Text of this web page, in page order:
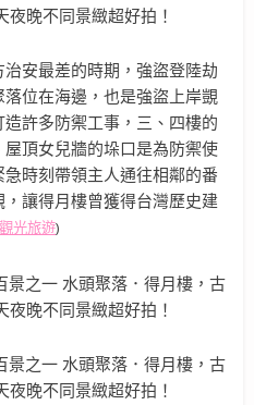
安最差的時期，強盜登陸劫
位在海邊，也是強盜上岸覬
許多防禦工事，三、四樓的
頂女兒牆的垛口是為防禦使
時刻帶領主人通往相鄰的番
讓得月樓曾獲得台灣歷史建
光旅遊)